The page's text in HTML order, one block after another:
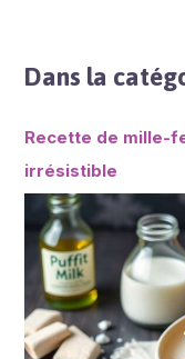
Dans la
Recette de mille-
irrésistible